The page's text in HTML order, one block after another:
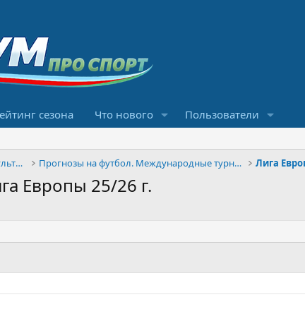
сезона Что нового Пользователи
Конкурсы прогнозов и обсуждение результатов Прогнозы на футбол. Международные турниры Лига
Европы 25/26 г.